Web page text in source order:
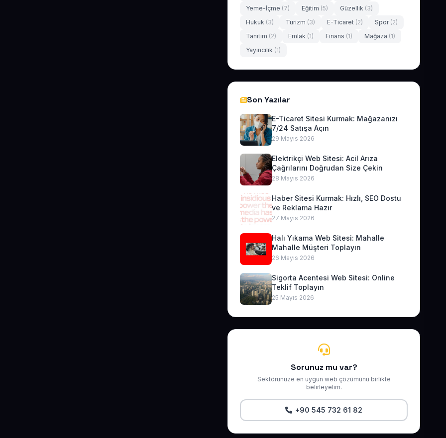
Yeme-İçme (7) Eğitim (5) Güzellik (3)
Hukuk (3) Turizm (3) E-Ticaret (2) Spor (2)
Tanıtım (2) Emlak (1) Finans (1) Mağaza (1)
Yayıncılık (1)
Son Yazılar
E-Ticaret Sitesi Kurmak: Mağazanızı
7/24 Satışa Açın
29 Mayıs 2026
Elektrikçi Web Sitesi: Acil Arıza
Çağrılarını Doğrudan Size Çekin
28 Mayıs 2026
Haber Sitesi Kurmak: Hızlı, SEO Dostu
ve Reklama Hazır
27 Mayıs 2026
Halı Yıkama Web Sitesi: Mahalle
Mahalle Müşteri Toplayın
26 Mayıs 2026
Sigorta Acentesi Web Sitesi: Online
Teklif Toplayın
25 Mayıs 2026
Sorunuz mu var?
Sektörünüze en uygun web çözümünü birlikte
belirleyelim.
+90 545 732 61 82